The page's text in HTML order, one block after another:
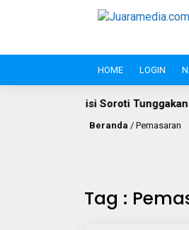
HOME LOGIN
Tunggakan PBB Rp8,4 Miliar
Beranda / Pemasaran
Tag :